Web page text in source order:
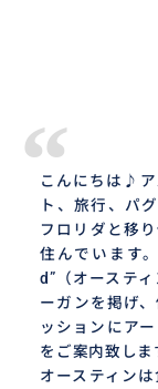
“
こんにちは♪ア
ト、旅行、パ
フロリダと移
住んでいます
d”（オーステ
ーガンを掲げ
ッションにア
をご案内致しま
オースティン